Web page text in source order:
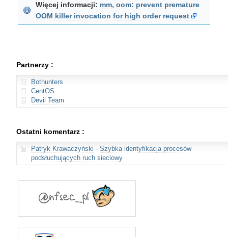
Więcej informacji: mm, oom: prevent premature
OOM killer invocation for high order request
Partnerzy :
Bothunters
CentOS
Devil Team
Ostatni komentarz :
Patryk Krawaczyński - Szybka identyfikacja procesów
podsłuchujących ruch sieciowy